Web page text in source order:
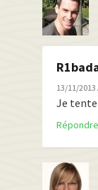
13/11/2013
Je tente
Répondre